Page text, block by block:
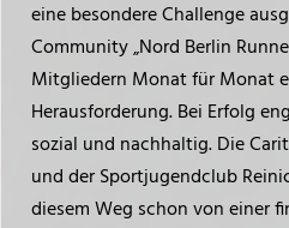
eine besondere Challenge
Community „Nord Berlin
Mitgliedern Monat für Monat
Herausforderung. Bei Erfolg
sozial und nachhaltig. Die
und der Sportjugendclub
diesem Weg schon von einer